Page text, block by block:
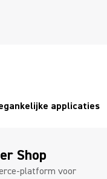
applicaties
Shop
platform voor